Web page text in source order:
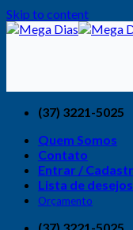
Skip to content
(37) 3221-5025
Quem Somos
Contato
Entrar /
Lista de desejos
Orçamento